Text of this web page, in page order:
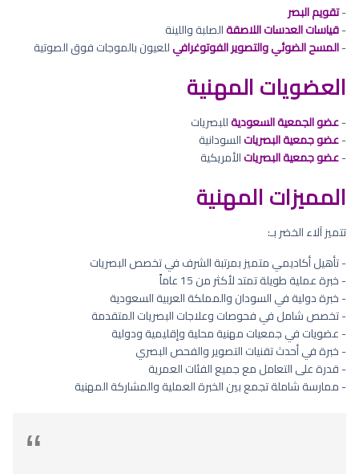
-تقويم البصر
-قياسات العدسات اللاصقةالصلبة واللينة
-المسح الضوئي والتصوير الفوتوغرافيللعيون بالموجات فوق الصوتية
العضويات المهنية
-عضو الجمعية السعوديةللبصريات
-عضو جمعية البصرياتالسودانية
-عضو جمعية البصرياتالأمريكية
المميزات المهنية
تتميز آلاء الخضر بـ:
- تأهيل أكاديمي متميز بمرتبة الشرف في تخصص البصريات
- خبرة عملية طويلة تمتد لأكثر من 15 عاماً
- خبرة دولية في السودان والمملكة العربية السعودية
- تخصص شامل في فحوصات وعلاجات البصريات المتقدمة
- عضويات في جمعيات مهنية محلية وإقليمية ودولية
- خبرة في أحدث تقنيات التصوير والفحص البصري
- قدرة على التعامل مع جميع الفئات العمرية
- ممارسة شاملة تجمع بين الخبرة العملية والمشاركة المهنية